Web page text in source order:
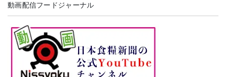
動画配信フードジャーナル